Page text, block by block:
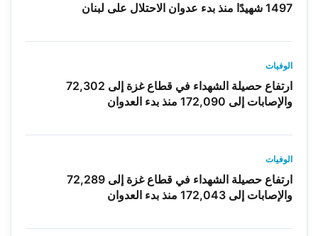
1497 شهيدًا منذ بدء عدوان الاحتلال على لبنان
الوفيات
ارتفاع حصيلة الشهداء في قطاع غزة إلى 72,302
والإصابات إلى 172,090 منذ بدء العدوان
الوفيات
ارتفاع حصيلة الشهداء في قطاع غزة إلى 72,289
والإصابات إلى 172,043 منذ بدء العدوان